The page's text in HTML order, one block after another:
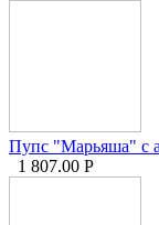
Пупс "Марьяша" с
1 807.00 Р